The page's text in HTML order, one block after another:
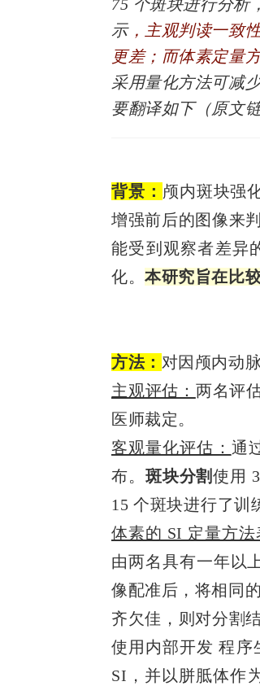
75 个斑块进行分析
示，主观判读一致
更差；而体素定量
采用量化方法可减
要翻译如下（原文
背景： 颅内斑块强
增强前后的图像来
能受到观察者差异
化。本研究旨在比
方法： 对因颅内动
主观评估： 两名评
医师裁定。
客观量化评估： 通
布。 斑块分割使用
15 个斑块进行了训
体素的 SI 定量方法
由两名具有一年以
像配准后，将相同
齐欠佳，则对分割
使用内部开发 程序
SI，并以 胼胝体作